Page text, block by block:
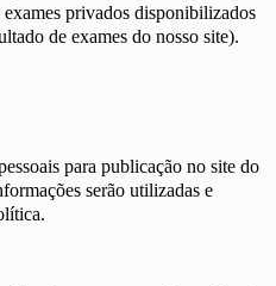
privados disponibilizados
de exames do nosso site).
para publicação no site do
serão utilizadas e